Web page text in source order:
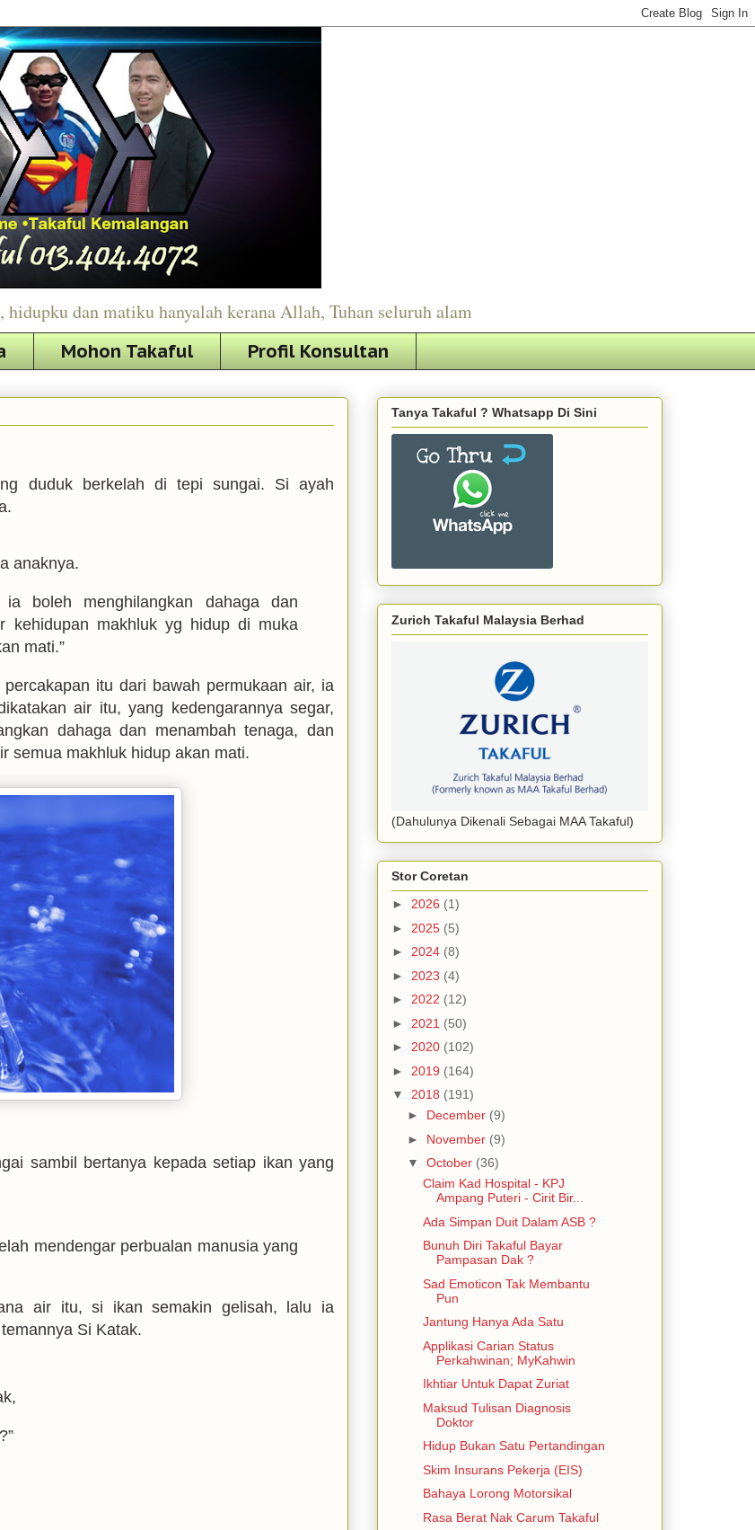
dan matiku hanyalah kerana Allah, Tuhan seluruh alam
Mohon Takaful Profil Konsultan
duduk berkelah di tepi sungai. Si ayah
anaknya.
boleh menghilangkan dahaga dan
kehidupan makhluk yg hidup di muka
mati.”
itu dari bawah permukaan air, ia
air itu, yang kedengarannya segar,
dahaga dan menambah tenaga, dan
semua makhluk hidup akan mati.
sambil bertanya kepada setiap ikan yang
mendengar perbualan manusia yang
air itu, si ikan semakin gelisah, lalu ia
Si Katak.
Tanya Takaful ? Whatsapp Di Sini
Zurich Takaful Malaysia Berhad
(Dahulunya Dikenali Sebagai MAA Takaful)
Stor Coretan
► 2026 (1)
► 2025 (5)
► 2024 (8)
► 2023 (4)
► 2022 (12)
► 2021 (50)
► 2020 (102)
► 2019 (164)
▼ 2018 (191)
► December (9)
► November (9)
▼ October (36)
Claim Kad Hospital - KPJ
Ampang Puteri - Cirit Bir...
Ada Simpan Duit Dalam ASB ?
Bunuh Diri Takaful Bayar
Pampasan Dak ?
Sad Emoticon Tak Membantu
Pun
Jantung Hanya Ada Satu
Applikasi Carian Status
Perkahwinan; MyKahwin
Ikhtiar Untuk Dapat Zuriat
Maksud Tulisan Diagnosis
Doktor
Hidup Bukan Satu Pertandingan
Skim Insurans Pekerja (EIS)
Bahaya Lorong Motorsikal
Rasa Berat Nak Carum Takaful